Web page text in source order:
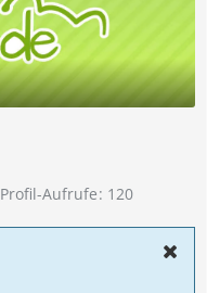
Profil-Aufrufe 120